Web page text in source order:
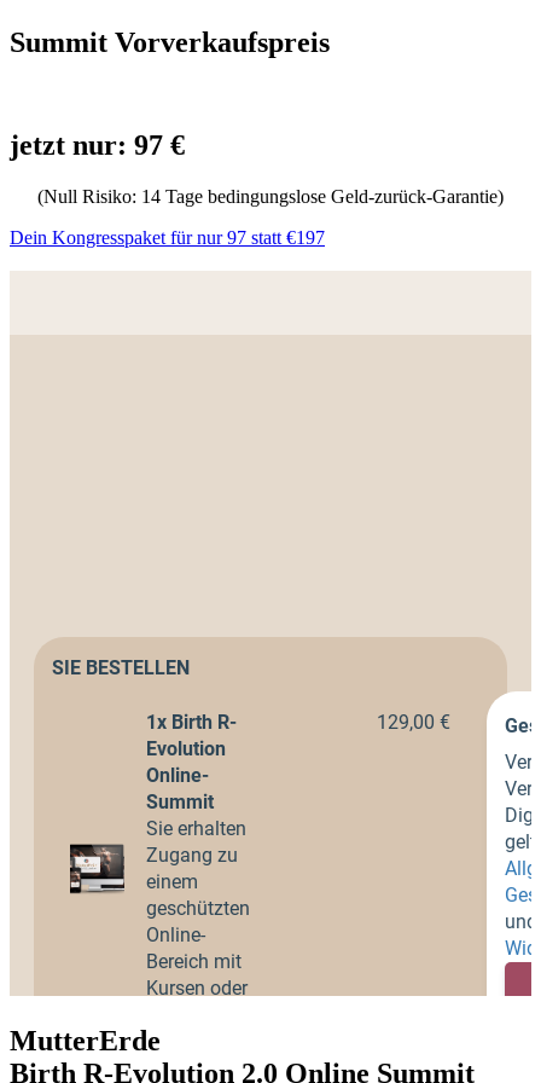
Summit Vorverkaufspreis
jetzt nur: 97 €
(Null Risiko: 14 Tage bedingungslose Geld-zurück-Garantie)
Dein Kongresspaket für nur 97 statt €197
MutterErde
Birth R-Evolution 2.0 Online Summit